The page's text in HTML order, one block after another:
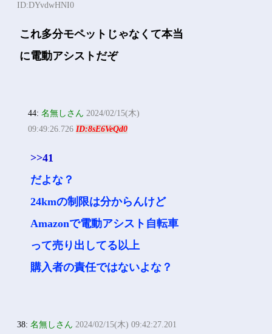
ID:DYvdwHNI0
これ多分モペットじゃなくて本当
に電動アシストだぞ
44:名無しさん 2024/02/15(木)
09:49:26.726ID:8sE6VeQd0
>>41
だよな？
24kmの制限は分からんけど
Amazonで電動アシスト自転車
って売り出してる以上
購入者の責任ではないよな？
38:名無しさん 2024/02/15(木) 09:42:27.201